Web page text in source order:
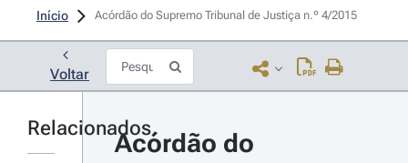
Início Acórdão do Supremo Tribunal de Justiça n.º 4/2015
Voltar
Relacionados
Acórdão do